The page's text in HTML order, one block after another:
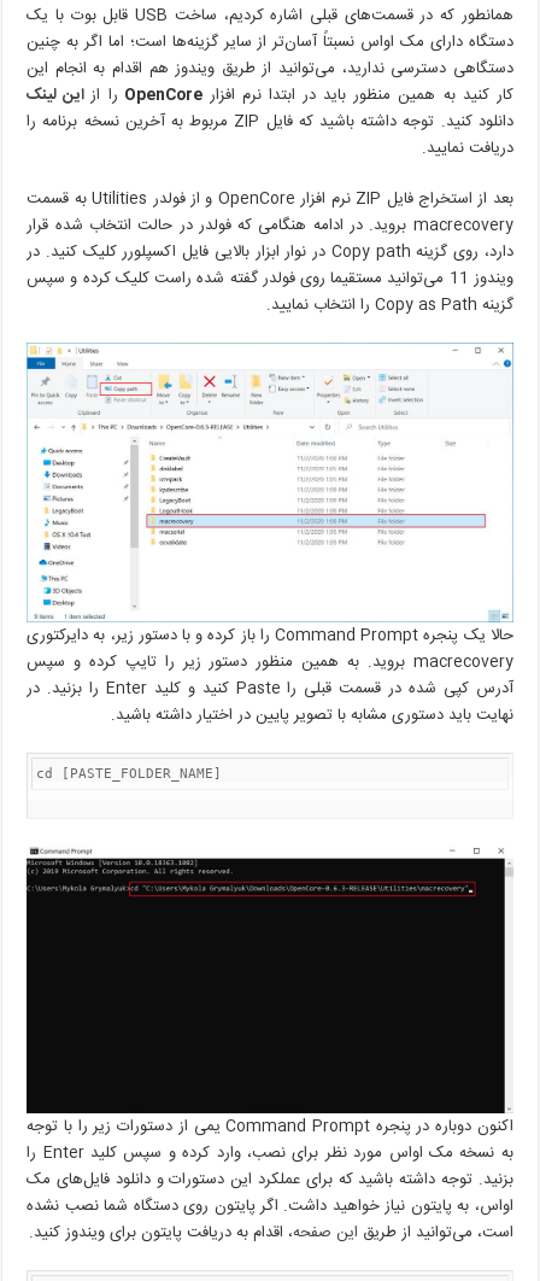
همانطور که در قسمت‌های قبلی اشاره کردیم، ساخت USB قابل بوت با یک
دستگاه دارای مک اواس نسبتاً آسان‌تر از سایر گزینه‌ها است؛ اما اگر به چنین
دستگاهی دسترسی ندارید، می‌توانید از طریق ویندوز هم اقدام به انجام این
کار کنید به همین منظور باید در ابتدا نرم افزارOpenCore را ازاین لینک
دانلود کنید. توجه داشته باشید که فایل ZIP مربوط به آخرین نسخه برنامه را
دریافت نمایید.
بعد از استخراج فایل ZIP نرم افزار OpenCore و از فولدر Utilities به قسمت
macrecovery بروید. در ادامه هنگامی که فولدر در حالت انتخاب شده قرار
دارد، روی گزینه Copy path در نوار ابزار بالایی فایل اکسپلورر کلیک کنید. در
ویندوز 11 می‌توانید مستقیما روی فولدر گفته شده راست کلیک کرده و سپس
گزینه Copy as Path را انتخاب نمایید.
حالا یک پنجره Command Prompt را باز کرده و با دستور زیر، به دایرکتوری
macrecovery بروید. به همین منظور دستور زیر را تایپ کرده و سپس
آدرس کپی شده در قسمت قبلی را Paste کنید و کلید Enter را بزنید. در
نهایت باید دستوری مشابه با تصویر پایین در اختیار داشته باشید.
cd [PASTE_FOLDER_NAME]
اکنون دوباره در پنجره Command Prompt یمی از دستورات زیر را با توجه
به نسخه مک اواس مورد نظر برای نصب، وارد کرده و سپس کلید Enter را
بزنید. توجه داشته باشید که برای عملکرد این دستورات و دانلود فایل‌های مک
اواس، به پایتون نیاز خواهید داشت. اگر پایتون روی دستگاه شما نصب نشده
است، می‌توانید از طریق این صفحه، اقدام به دریافت پایتون برای ویندوز کنید.